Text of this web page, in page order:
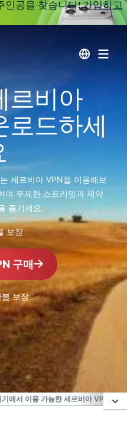
인공을 찾습니다!가입하고
르비아
로드하세
세르비아 VPN을 이용해보
여 무제한 스트리밍과 제약
즐기세요.
보장
구매
보장
VPN
아 VPN
기에서 이용 가능한 세르비아 VPN을